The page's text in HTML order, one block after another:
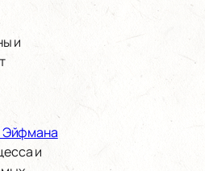
и
Эйфмана
и